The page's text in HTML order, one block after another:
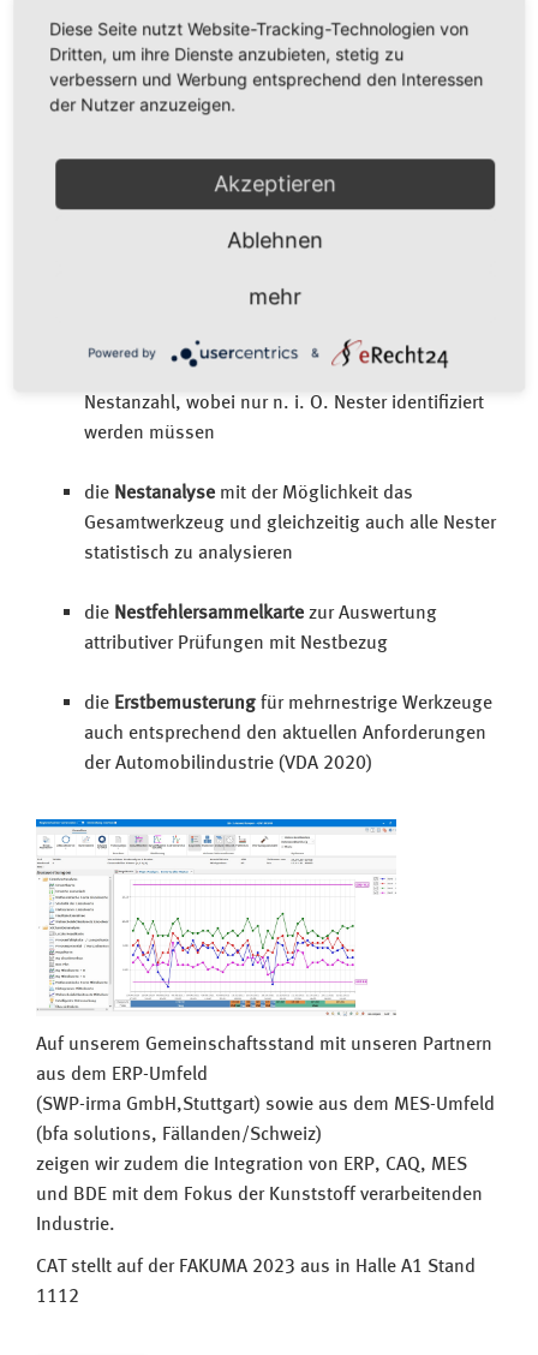
denWerkzeuglebenslaufzur Dokumentation aller
Werkzeugänderungen
diePrüfergebnisrückmeldungfür mehrnestrige
Werkzeuge mit der Möglichkeit auch bei
zu schließen und der Rückmeldung der Nester in
die nestanonyme Erfassung
(ohne
Nestidentifikation) für Werkzeuge mit sehr hoher
Nestanzahl, wobei nur n. i. O. Nester identifiziert
werden müssen
die Nestanalyse mit der Möglichkeit das
Gesamtwerkzeug und gleichzeitig auch alle Nester
statistisch zu analysieren
die Nestfehlersammelkarte zur Auswertung
attributiver Prüfungen mit Nestbezug
die Erstbemusterungfür mehrnestrige Werkzeuge
auch entsprechend den aktuellen Anforderungen
der Automobilindustrie (VDA 2020)
Auf unserem Gemeinschaftsstand mit unseren Partnern
aus dem ERP-Umfeld
(SWP-irma GmbH,Stuttgart) sowie aus dem MES-Umfeld
(bfa solutions, Fällanden/Schweiz)
zeigen wir zudem die Integration von ERP, CAQ, MES
und BDE mit dem Fokus der Kunststoff verarbeitenden
Industrie.
CAT stellt auf der FAKUMA 2023 aus in Halle A1 Stand
1112
Diese Seite nutzt Website-Tracking-Technologien von
Dritten, um ihre Dienste anzubieten, stetig zu
verbessern und Werbung entsprechend den Interessen
der Nutzer anzuzeigen.
Akzeptieren
Ablehnen
mehr
Powered by &